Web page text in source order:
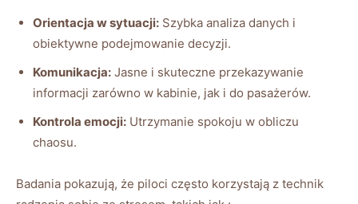
Orientacja w sytuacji: Szybka analiza danych i
obiektywne podejmowanie⁢ decyzji.
Komunikacja: Jasne i skuteczne przekazywanie
informacji zarówno w kabinie, jak i do pasażerów.
Kontrola emocji: Utrzymanie spokoju w obliczu
chaosu.
Badania⁣ pokazują, że ‌piloci ⁣często korzystają⁣ z technik⁣